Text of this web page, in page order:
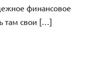
финансовое
там свои […]